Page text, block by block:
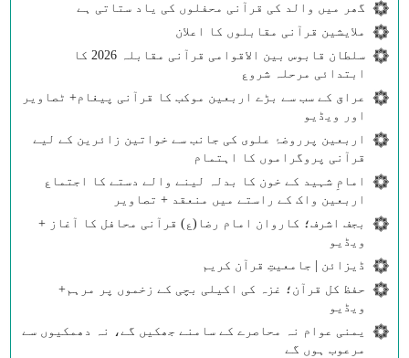
گھر میں والد کی قرآنی محفلوں کی یاد ستاتی ہے
ملایشین قرآنی مقابلوں کا اعلان
سلطان قابوس بین الاقوامی قرآنی مقابلہ 2026 کا
ابتدائی مرحلہ شروع
عراق کے سب سے بڑے اربعین موکب کا قرآنی پیغام+ ٹصاویر
اور ویڈیو
اربعین پرروضۂ علوی کی جانب سے خواتین زائرین کے لیے
قرآنی پروگراموں کا اہتمام
امامِ شہید کے خون کا بدلہ لینے والے دستے کا اجتماع
اربعین واک کے راستے میں منعقد + تصاویر
بجف اشرف؛ کاروان امام رضا(ع) قرآنی محافل کا آغاز +
ویڈیو
ڈیزائن | جامعیتِ قرآن کریم
حفظ کل قرآن؛ غزہ کی اکیلی بچی کے زخموں پر مرہم+
ویڈیو
یمنی عوام نہ محاصرے کے سامنے جھکیں گے، نہ دھمکیوں سے
مرعوب ہوں گے